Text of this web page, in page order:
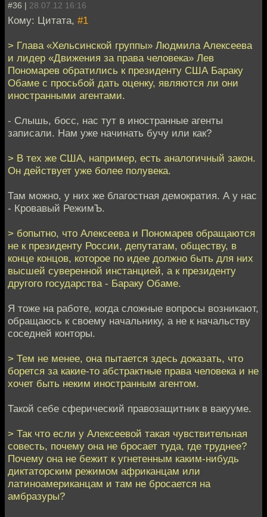
#36 | 28.07.12 16:16
Кому: Цитата, #1
> Глава «Хельсинской группы» Людмила Алексеева
и лидер «Движения за права человека» Лев
Пономарев обратились к президенту США Бараку
Обаме с просьбой дать оценку, являются ли они
иностранными агентами.
- Слышь, босс, нас тут в иностранные агенты
записали. Нам уже начинать бучу или как?
> В тех же США, например, есть аналогичный закон.
Он действует уже более полувека.
Там можно, у них же благостная демократия. А у нас
- Кровавый РежимЪ.
> бопытно, что Алексеева и Пономарев обращаются
не к президенту России, депутатам, обществу, в
конце концов, которое по идее должно быть для них
высшей суверенной инстанцией, а к президенту
другого государства - Бараку Обаме.
Я тоже на работе, когда сложные вопросы возникают,
обращаюсь к своему начальнику, а не к начальству
соседней конторы.
> Тем не менее, она пытается здесь доказать, что
борется за какие-то абстрактные права человека и не
хочет быть неким иностранным агентом.
Такой себе сферический правозащитник в вакууме.
> Так что если у Алексеевой такая чувствительная
совесть, почему она не бросает туда, где труднее?
Почему она не бежит к угнетенным каким-нибудь
диктаторским режимом африканцам или
латиноамериканцам и там не бросается на
амбразуры?